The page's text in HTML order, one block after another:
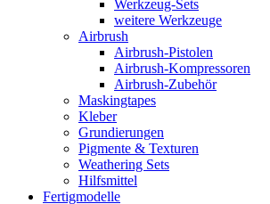
Werkzeug-Sets
weitere Werkzeuge
Airbrush
Airbrush-Pistolen
Airbrush-Kompressoren
Airbrush-Zubehör
Maskingtapes
Kleber
Grundierungen
Pigmente & Texturen
Weathering Sets
Hilfsmittel
Fertigmodelle